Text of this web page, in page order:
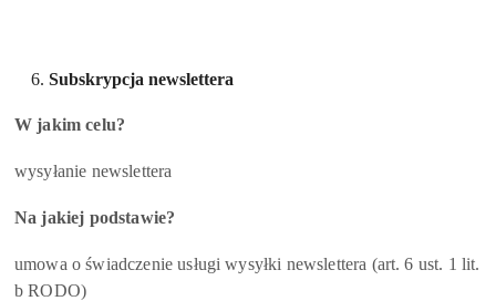
Subskrypcja newslettera
W jakim celu?
wysyłanie newslettera
Na jakiej podstawie?
umowa o świadczenie usługi wysyłki newslettera (art. 6 ust. 1 lit.
b RODO)